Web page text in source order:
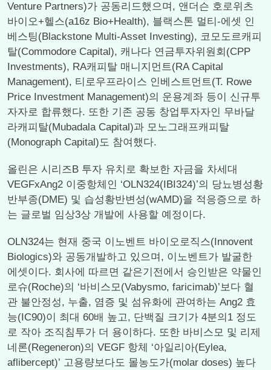
Venture Partners)가 공동리드했으며, 앤더슨 호로위츠
바이오+헬스(a16z Bio+Health), 블랙스톤 멀티-에셋 인
베스팅(Blackstone Multi-Asset Investing), 코모도르캐피
탈(Commodore Capital), 캐나다 연금투자위원회(CPP
Investments), RA캐피탈 매니지먼트(RA Capital
Management), 티로우프라이스 인베스트먼트(T. Rowe
Price Investment Management)의 운용계좌 등이 신규투
자자로 합류했다. 또한 기존 공동 창업투자자인 무바달
라캐피탈(Mubadala Capital)과 모노그래프캐피탈
(Monograph Capital)도 참여했다.
올린은 시리즈B 투자 유치로 확보한 자금을 차세대
VEGFxAng2 이중항체인 ‘OLN324(IBI324)’의 당뇨병성황
반부종(DME) 및 습성황반변성(wAMD)을 적응증으로 하
는 글로벌 임상3상 개발에 사용할 예정이다.
OLN324는 현재 중국 이노벤트 바이오로직스(Innovent
Biologics)와 공동개발하고 있으며, 이노벤트가 발굴한
에셋이다. 회사에 따르면 같은기전에서 승인받은 약물인
로슈(Roche)의 ‘바비스모(Vabysmo, faricimab)’보다 혈
관 불안정성, 누출, 염증 및 섬유화에 관여하는 Ang2 효
능(IC90)이 최대 60배 높고, 단백질 크기가 4분의1 정도
로 작아 조직침투가 더 용이하다. 또한 바비스모 및 리제
네론(Regeneron)의 VEGF 항체 ‘아일리아(Eylea,
aflibercept)’ 고용량보다도 몰농도가(molar doses) 높다